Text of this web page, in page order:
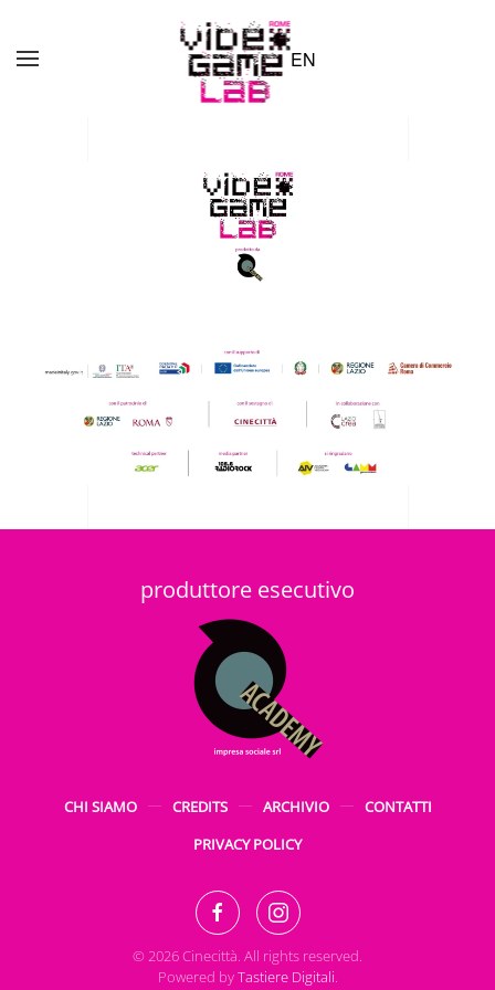
Skip to main content EN
produttore esecutivo
CHI SIAMO CREDITS ARCHIVIO
CONTATTI
PRIVACY POLICY
©2026Cinecittà. All rights reserved.
Powered byTastiere Digitali.